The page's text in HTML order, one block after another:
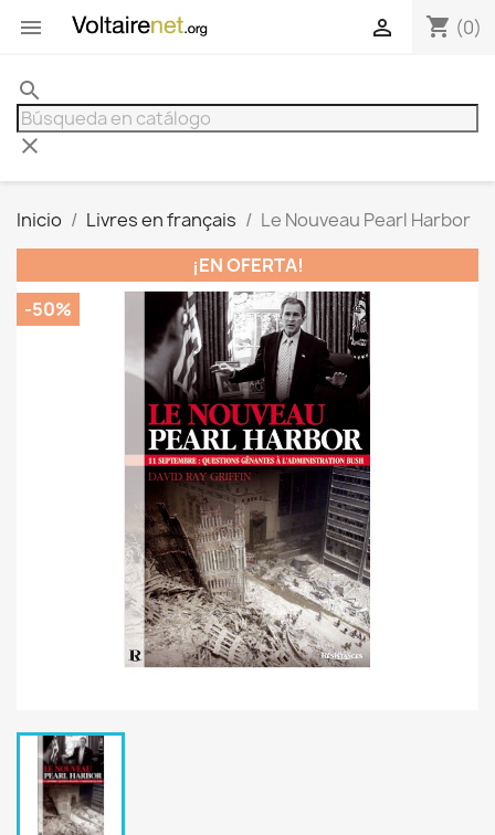
 shopping_cart (0)

search
clear
Inicio Livres en français
Le Nouveau Pearl Harbor
¡EN OFERTA!
-50%